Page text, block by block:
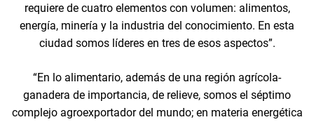
requiere de cuatro elementos con volumen: alimentos,
energía, minería y la industria del conocimiento. En esta
ciudad somos líderes en tres de esos aspectos”.
“En lo alimentario, además de una región agrícola-
ganadera de importancia, de relieve, somos el séptimo
complejo agroexportador del mundo; en materia energética